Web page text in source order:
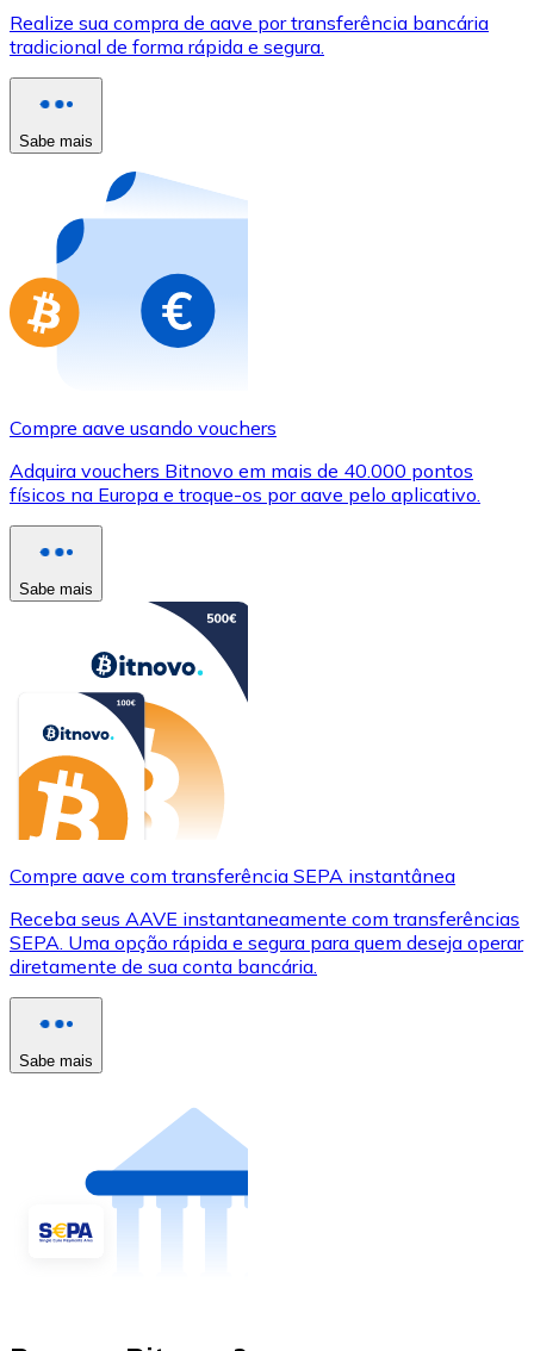
Use cartões Visa e Mastercard para comprar
Comprar com cartão
Compre cartões-presente das suas marcas favoritas
Ir para a loja de cartões-presente
Realize sua compra de aave por transferência bancária
tradicional de forma rápida e segura.
Sabe mais
Compre aave usando vouchers
Adquira vouchers Bitnovo em mais de 40.000 pontos
físicos na Europa e troque-os por aave pelo aplicativo.
Sabe mais
Compre aave com transferência SEPA instantânea
Receba seus AAVE instantaneamente com transferências
SEPA. Uma opção rápida e segura para quem deseja operar
diretamente de sua conta bancária.
Sabe mais